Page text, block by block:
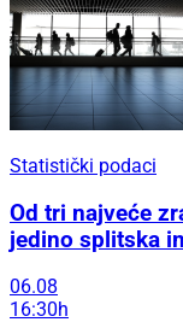
Statistički podaci
Od tri najveće
jedino splitska
06.08
16:30h